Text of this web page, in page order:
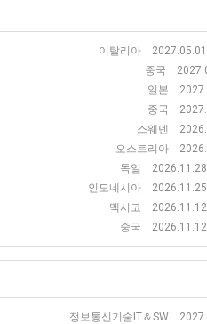
이탈리아
중국
일본
중국
스웨덴
오스트리아
독일
인도네시아
멕시코
중국
정보통신기술IT＆SW